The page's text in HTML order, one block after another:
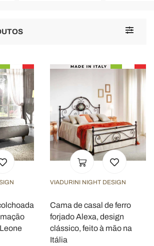
Toggle
VIADURINI NIGHT DESIGN
Cama de casal de ferro
forjado Alexa, design
clássico, feito à mão na
Itália